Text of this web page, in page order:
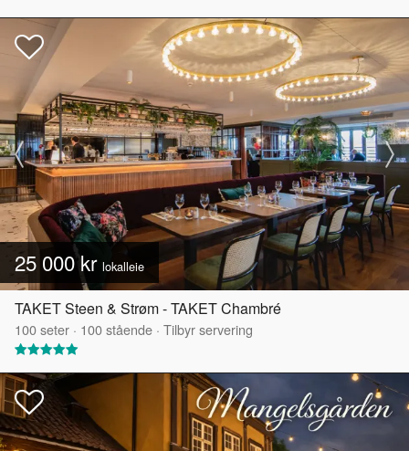
25 000 kr lokalleie
TAKET Steen & Strøm - TAKET Chambré
100seter · 100stående · Tilbyr servering